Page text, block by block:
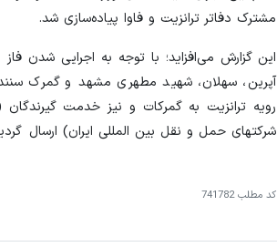
مشترک دفاتر ترانزیت و فاوا پیاده‌سازی شد.
این گزارش می‌افزاید؛ با توجه به اجرایی شدن
آپرین، سهلان، شهید مطهری مشهد و گمرک
رویه ترانزیت به گمرکات و نیز خدمت
شرکتهای حمل و نقل بین المللی ایران) ارسال
کد مطلب741782